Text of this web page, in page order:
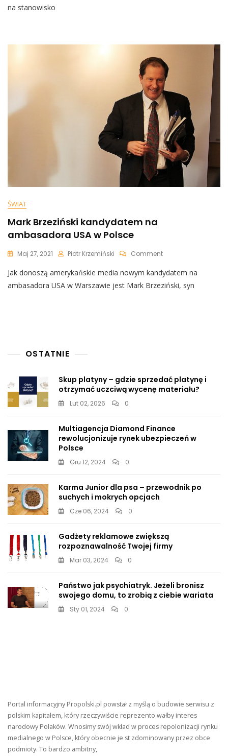
Kontynuował
Zobowiązań”
na stanowisko
ŚWIAT
Mark Brzeziński kandydatem na
ambasadora USA w Polsce
Maj 27, 2021 Piotr Krzemiński CommentOn
Brzeziński
Kandydatem
Jak donoszą amerykańskie media nowym kandydatem na
ambasadora USA w Warszawie jest Mark Brzeziński, syn
OSTATNIE
Skup platyny – gdzie sprzedać platynę i
otrzymać uczciwą wycenę materiału?
Lut 02, 2026 0
Multiagencja Diamond Finance
rewolucjonizuje rynek ubezpieczeń w
Polsce
Gru 12, 2024 0
Karma Junior dla psa – przewodnik po
suchych i mokrych opcjach
Cze 06, 2024 0
Gadżety reklamowe zwiększą
rozpoznawalność Twojej firmy
Mar 03, 2024 0
Państwo jak psychiatryk. Jeżeli bronisz
swojego domu, to zrobią z ciebie wariata
Sty 01, 2024 0
Portal informacyjny Propolski.pl powstał z myślą o budowie serwisu z
polskim kapitałem, który rzeczywiście reprezento wałby interes
narodowy Polaków. Wnosimy swój wkład w proces repolonizacji rynku
medialnego w Polsce, który obecnie je st zdominowany przez obce
podmioty. To bardzo ambitny,